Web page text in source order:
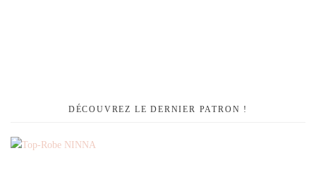
DÉCOUVREZ LE DERNIER PATRON !